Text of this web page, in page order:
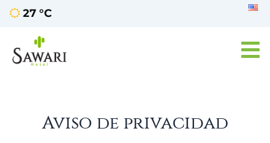
contenido
27 °C
Aviso de privacidad